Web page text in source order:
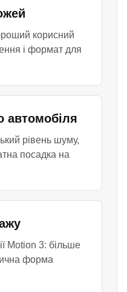
корисний
і формат для
автомобіля
рівень шуму,
посадка на
Motion 3: більше
форма